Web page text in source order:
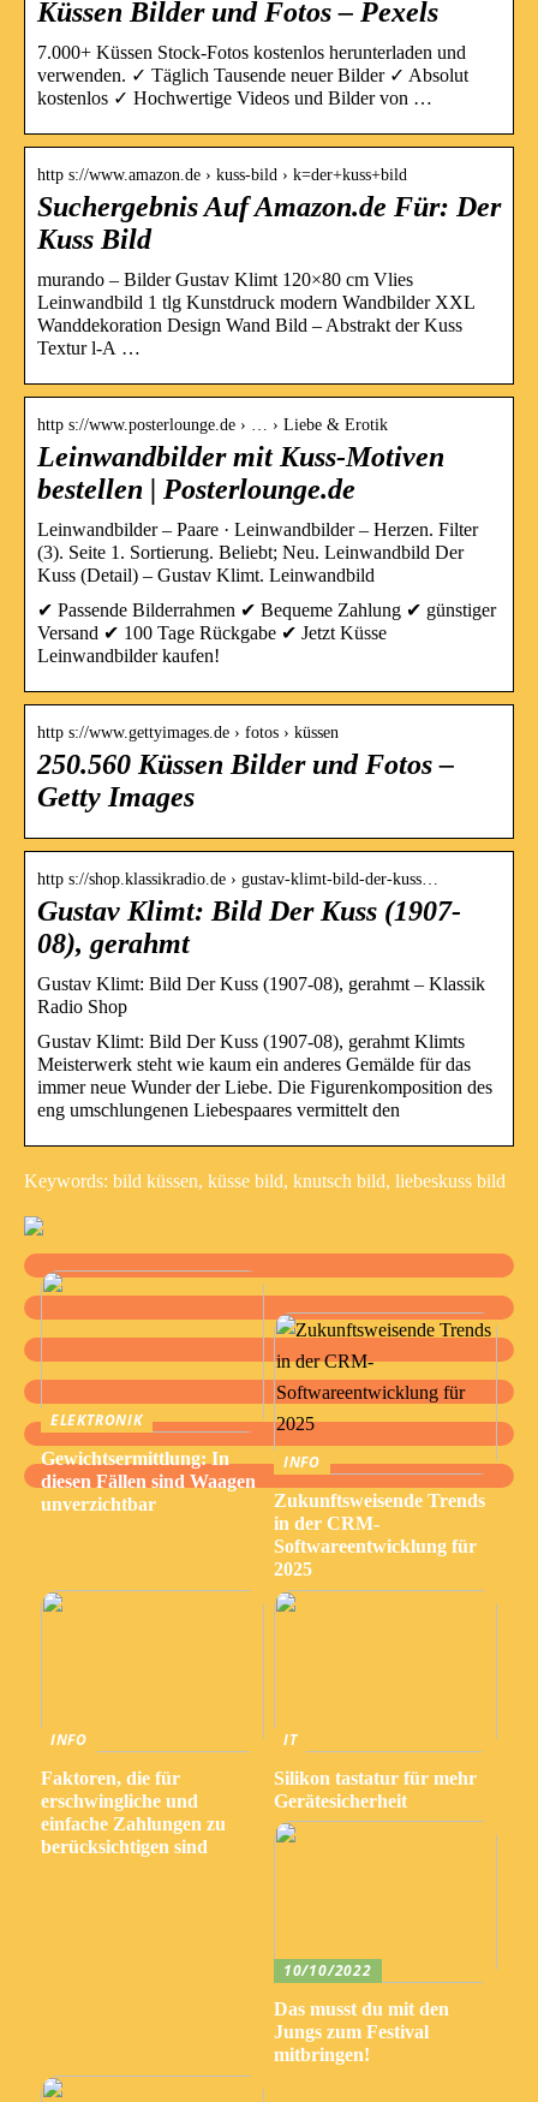
Küssen Bilder und Fotos – Pexels
7.000+ Küssen Stock-Fotos kostenlos herunterladen und
verwenden. ✓ Täglich Tausende neuer Bilder ✓ Absolut
kostenlos ✓ Hochwertige Videos und Bilder von …
http s://www.amazon.de › kuss-bild › k=der+kuss+bild
Suchergebnis Auf Amazon.de Für: Der
Kuss Bild
murando – Bilder Gustav Klimt 120×80 cm Vlies
Leinwandbild 1 tlg Kunstdruck modern Wandbilder XXL
Wanddekoration Design Wand Bild – Abstrakt der Kuss
Textur l-A …
http s://www.posterlounge.de › … › Liebe & Erotik
Leinwandbilder mit Kuss-Motiven
bestellen | Posterlounge.de
Leinwandbilder – Paare · Leinwandbilder – Herzen. Filter
(3). Seite 1. Sortierung. Beliebt; Neu. Leinwandbild Der
Kuss (Detail) – Gustav Klimt. Leinwandbild
✔ Passende Bilderrahmen ✔ Bequeme Zahlung ✔ günstiger
Versand ✔ 100 Tage Rückgabe ✔ Jetzt Küsse
Leinwandbilder kaufen!
http s://www.gettyimages.de › fotos › küssen
250.560 Küssen Bilder und Fotos –
Getty Images
http s://shop.klassikradio.de › gustav-klimt-bild-der-kuss…
Gustav Klimt: Bild Der Kuss (1907-
08), gerahmt
Gustav Klimt: Bild Der Kuss (1907-08), gerahmt – Klassik
Radio Shop
Gustav Klimt: Bild Der Kuss (1907-08), gerahmt Klimts
Meisterwerk steht wie kaum ein anderes Gemälde für das
immer neue Wunder der Liebe. Die Figurenkomposition des
eng umschlungenen Liebespaares vermittelt den
Keywords: bild küssen, küsse bild, knutsch bild, liebeskuss bild
ELEKTRONIK
Gewichtsermittlung: In
diesen Fällen sind Waagen
unverzichtbar
INFO
Zukunftsweisende Trends
in der CRM-
Softwareentwicklung für
2025
INFO
Faktoren, die für
erschwingliche und
einfache Zahlungen zu
berücksichtigen sind
IT
Silikon tastatur für mehr
Gerätesicherheit
10/10/2022
Das musst du mit den
Jungs zum Festival
mitbringen!